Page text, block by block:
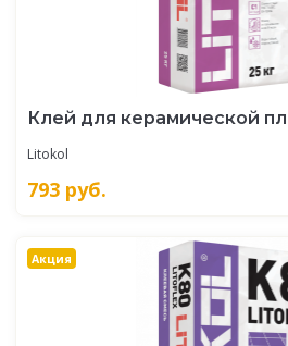
Клей для керамической
Litokol
793 руб.
Акция